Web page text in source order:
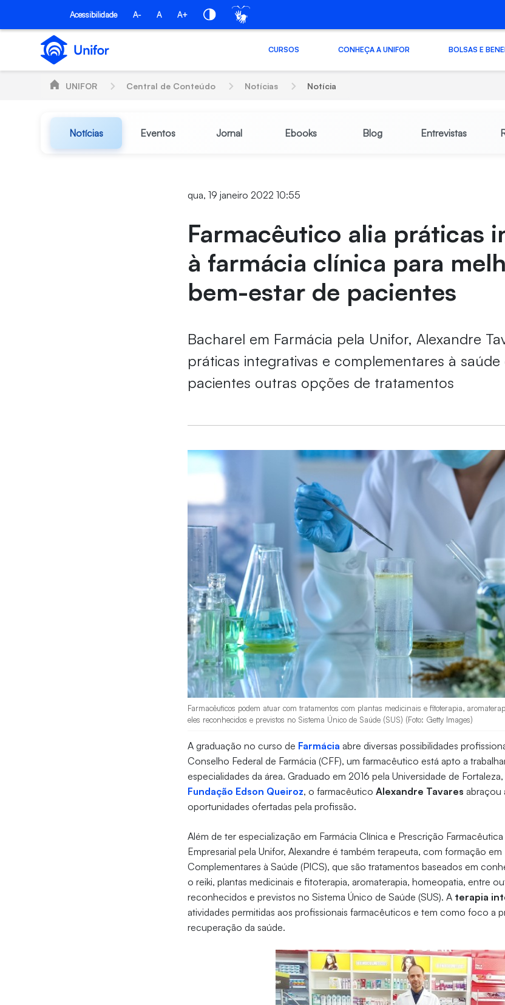
Pular para o Conteúdo principal
Acessibilidade A- A A+
CURSOS CONHEÇA A UNIFOR BOLSAS E
UNIFOR Central de Conteúdo Notícias Notícia
Notícias Eventos Jornal Ebooks Blog Entrevistas
qua, 19 janeiro 2022 10:55
Farmacêutico alia práticas
à farmácia clínica para
bem-estar de pacientes
Bacharel em Farmácia pela Unifor, Alexandre
práticas integrativas e complementares à
pacientes outras opções de tratamentos
Farmacêuticos podem atuar com tratamentos com plantas medicinais e fitoterapia,
eles reconhecidos e previstos no Sistema Único de Saúde (SUS) (Foto: Getty Images)
A graduação no curso de Farmácia abre diversas possibilidades
Conselho Federal de Farmácia (CFF), um farmacêutico está apto a
especialidades da área. Graduado em 2016 pela Universidade de
Fundação Edson Queiroz, o farmacêutico Alexandre Tavares abraçou
oportunidades ofertadas pela profissão.
Além de ter especialização em Farmácia Clínica e Prescrição
Empresarial pela Unifor, Alexandre é também terapeuta, com formação em
Complementares à Saúde (PICS), que são tratamentos baseados em
o reiki, plantas medicinais e fitoterapia, aromaterapia, homeopatia, entre
reconhecidos e previstos no Sistema Único de Saúde (SUS). A terapia
atividades permitidas aos profissionais farmacêuticos e tem como foco a
recuperação da saúde.